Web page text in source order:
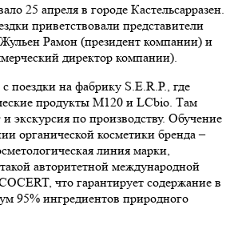
25 апреля в городе Кастельсарразен.
приветствовали представители
Рамон (президент компании) и
директор компании).
поездки на фабрику S.E.R.P., где
продукты М120 и LCbio. Там
экскурсия по производству. Обучение
органической косметики бренда –
линия марки,
авторитетной международной
что гарантирует содержание в
95% ингредиентов природного